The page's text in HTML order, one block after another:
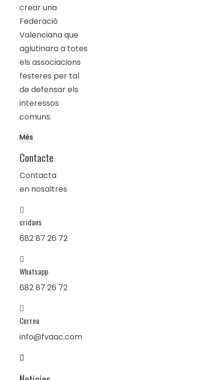
crear una
Federació
Valenciana que
aglutinara a totes
els associacions
festeres per tal
de defensar els
interessos
comuns.
Més
Contacte
Contacta
en nosaltres
cridans
682 87 26 72
Whatsapp
682 87 26 72
Correu
info@fvaac.com